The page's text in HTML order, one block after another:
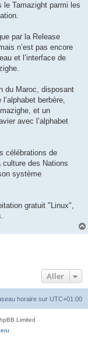
le Tamazight parmi les
par la Release
n’est pas encore
et l’interface de
du Maroc, disposant
berbère,
et un
avec l’alphabet
célébrations de
culture des Nations
système
gratuit "Linux",
Aller
horaire sur UTC+01:00
Limited